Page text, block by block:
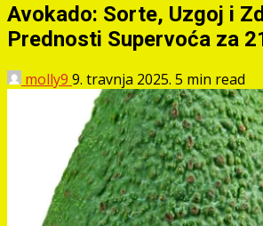
Avokado: Sorte, Uzgoj i
Prednosti Supervoća za
molly9 9. travnja 2025. 5 min read